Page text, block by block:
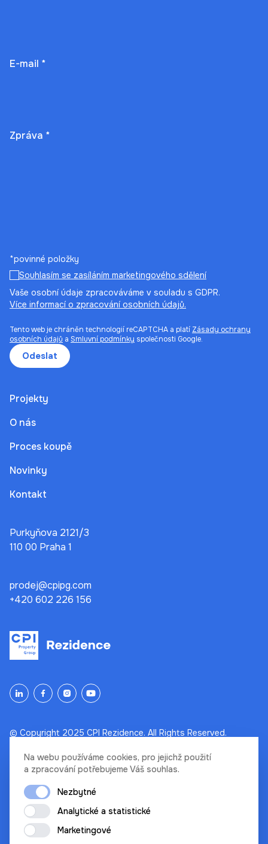
E-mail *
Zpráva *
*povinné položky
Souhlasím se zasíláním marketingového sdělení
Vaše osobní údaje zpracováváme v souladu s GDPR.
Více informací o zpracování osobních údajů.
Tento web je chráněn technologií reCAPTCHA a platí Zásady ochrany
osobních údajů a Smluvní podmínky společnosti Google.
Odeslat
Projekty
O nás
Proces koupě
Novinky
Kontakt
Purkyňova 2121/3
110 00 Praha 1
prodej@cpipg.com
+420 602 226 156
© Copyright 2025 CPI Rezidence. All Rights Reserved.
Ochrana osobních údajů
Podmínky a prohlášení
Cookies
bicepsdigital
Disclaimer: Uveřejněné vizualizace a jiná vyobrazení na
Na webu používáme cookies, pro jejichž použití
a zpracování potřebujeme Váš souhlas.
Nezbytné
Analytické a statistické
Marketingové